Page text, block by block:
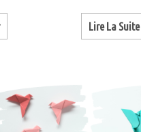
Lire La Suite